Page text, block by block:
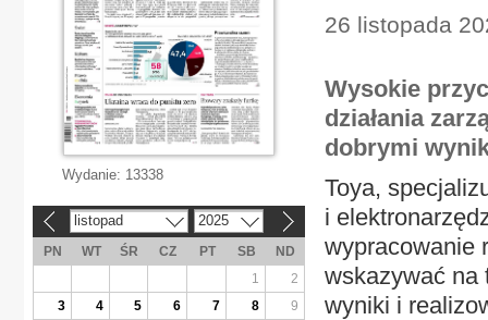
26 listopada
Wysokie
działania
dobrymi
Toya,
i
wypracowanie
wskazywać na
wyniki i
Wydanie: 13338
listopad 2025
PN WT ŚR CZ PT SB
ND
1
2
3
4 5 6 7 8
9